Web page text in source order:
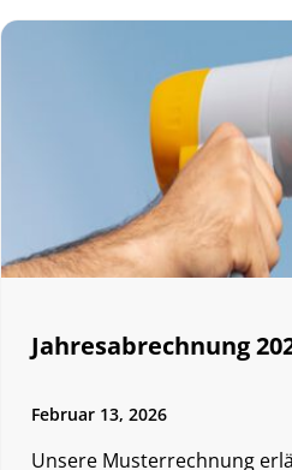
Jahresabrechnung
Februar 13, 2026
Unsere Musterrechnung